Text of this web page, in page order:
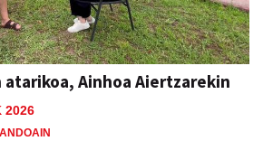
Ainhoa Aiertzarekin
2026
ANDOAIN